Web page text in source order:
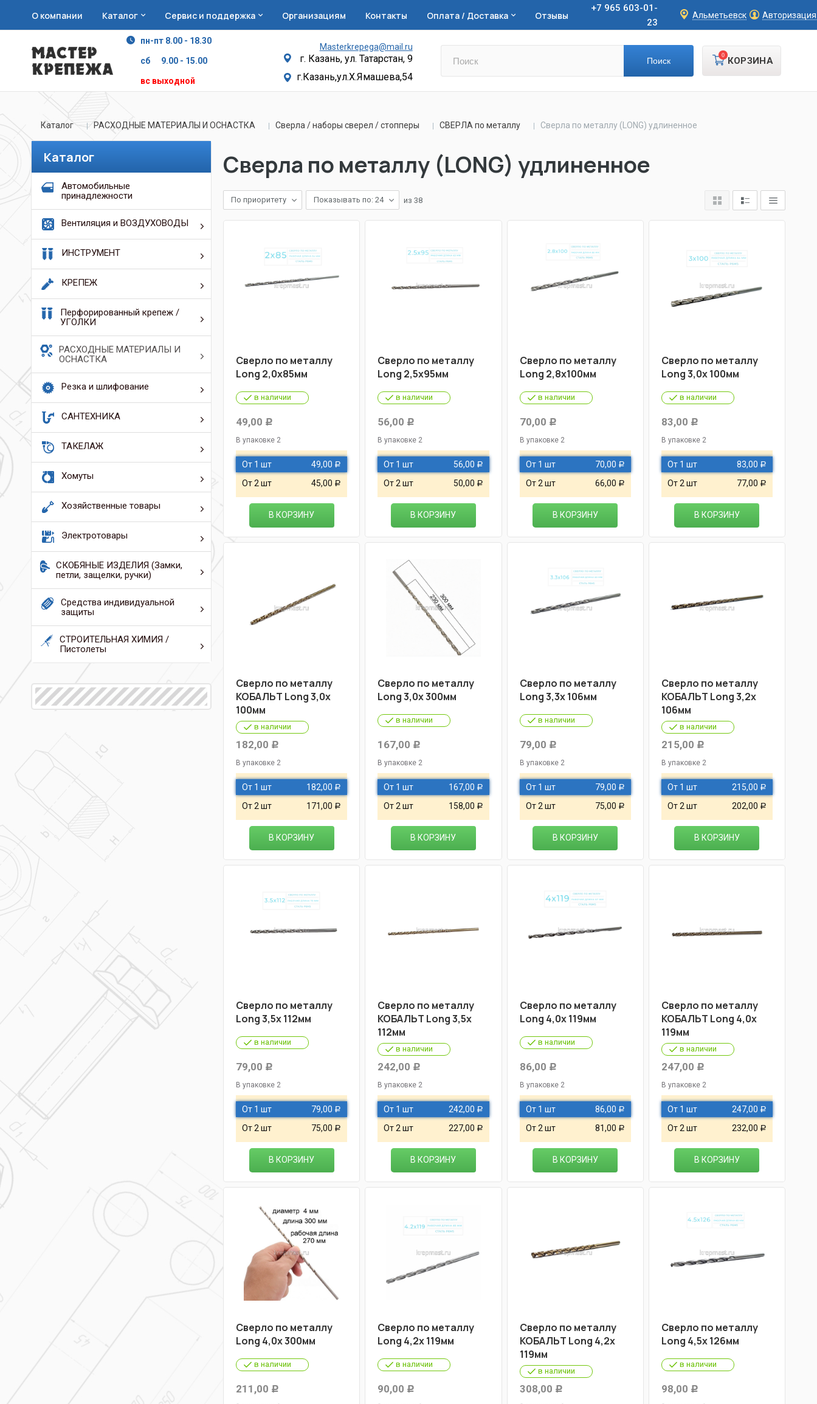
О компании Каталог Сервис и поддержка Организациям Контакты Оплата / Доставка Отзывы
+7 965 603-01-
23
Альметьевск Авторизация
пн-пт 8.00 - 18.30
сб 9.00 - 15.00
вс выходной
Masterkrepega@mail.ru
г. Казань, ул. Татарстан, 9
г.Казань,ул.Х.Ямашева,54
КОРЗИНА
0
Каталог РАСХОДНЫЕ МАТЕРИАЛЫ И ОСНАСТКА Сверла / наборы сверел / стопперы СВЕРЛА по металлу Сверла по металлу (LONG) удлиненное
Каталог
Автомобильные
принадлежности
Вентиляция и ВОЗДУХОВОДЫ
ИНСТРУМЕНТ
КРЕПЕЖ
Перфорированный крепеж /
УГОЛКИ
РАСХОДНЫЕ МАТЕРИАЛЫ И
ОСНАСТКА
Резка и шлифование
САНТЕХНИКА
ТАКЕЛАЖ
Хомуты
Хозяйственные товары
Электротовары
СКОБЯНЫЕ ИЗДЕЛИЯ (Замки,
петли, защелки, ручки)
Средства индивидуальной
защиты
СТРОИТЕЛЬНАЯ ХИМИЯ /
Пистолеты
Сверла по металлу (LONG) удлиненное
По приоритету Показывать по: 24 из 38
Cверло по металлу
Long 2,0х85мм
в наличии
49,00 Р
В упаковке 2
От 1 шт 49,00 Р
От 2 шт 45,00 Р
В КОРЗИНУ
Cверло по металлу
Long 2,5х95мм
в наличии
56,00 Р
В упаковке 2
От 1 шт 56,00 Р
От 2 шт 50,00 Р
В КОРЗИНУ
Cверло по металлу
Long 2,8х100мм
в наличии
70,00 Р
В упаковке 2
От 1 шт 70,00 Р
От 2 шт 66,00 Р
В КОРЗИНУ
Cверло по металлу
Long 3,0х 100мм
в наличии
83,00 Р
В упаковке 2
От 1 шт 83,00 Р
От 2 шт 77,00 Р
В КОРЗИНУ
Cверло по металлу
КОБАЛЬТ Long 3,0х
100мм
в наличии
182,00 Р
В упаковке 2
От 1 шт 182,00 Р
От 2 шт 171,00 Р
В КОРЗИНУ
Cверло по металлу
Long 3,0х 300мм
в наличии
167,00 Р
В упаковке 2
От 1 шт 167,00 Р
От 2 шт 158,00 Р
В КОРЗИНУ
Cверло по металлу
Long 3,3х 106мм
в наличии
79,00 Р
В упаковке 2
От 1 шт 79,00 Р
От 2 шт 75,00 Р
В КОРЗИНУ
Cверло по металлу
КОБАЛЬТ Long 3,2х
106мм
в наличии
215,00 Р
В упаковке 2
От 1 шт 215,00 Р
От 2 шт 202,00 Р
В КОРЗИНУ
Cверло по металлу
Long 3,5х 112мм
в наличии
79,00 Р
В упаковке 2
От 1 шт 79,00 Р
От 2 шт 75,00 Р
В КОРЗИНУ
Cверло по металлу
КОБАЛЬТ Long 3,5х
112мм
в наличии
242,00 Р
В упаковке 2
От 1 шт 242,00 Р
От 2 шт 227,00 Р
В КОРЗИНУ
Cверло по металлу
Long 4,0х 119мм
в наличии
86,00 Р
В упаковке 2
От 1 шт 86,00 Р
От 2 шт 81,00 Р
В КОРЗИНУ
Cверло по металлу
КОБАЛЬТ Long 4,0х
119мм
в наличии
247,00 Р
В упаковке 2
От 1 шт 247,00 Р
От 2 шт 232,00 Р
В КОРЗИНУ
Cверло по металлу
Long 4,0х 300мм
в наличии
211,00 Р
Cверло по металлу
Long 4,2х 119мм
в наличии
90,00 Р
Cверло по металлу
КОБАЛЬТ Long 4,2х
119мм
в наличии
308,00 Р
Cверло по металлу
Long 4,5х 126мм
в наличии
98,00 Р